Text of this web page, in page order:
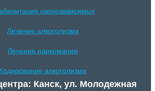
наркозависимых
Лечение алкоголизма
Лечение наркомании
Кодирование алкоголизма
Канск, ул. Молодежная